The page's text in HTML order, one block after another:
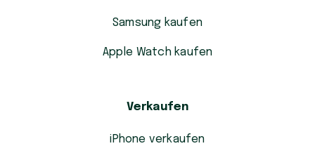
Samsung kaufen
Apple Watch kaufen
Verkaufen
iPhone verkaufen